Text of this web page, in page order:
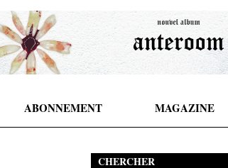
ABONNEMENT MAGAZINE
CHERCHER